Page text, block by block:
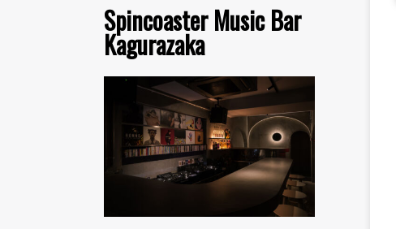
Spincoaster Music Bar
Kagurazaka